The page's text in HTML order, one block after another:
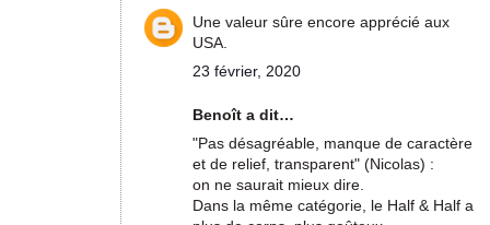
Une valeur sûre encore apprécié aux
USA.
23 février, 2020
Benoît a dit…
"Pas désagréable, manque de caractère
et de relief, transparent" (Nicolas) :
on ne saurait mieux dire.
Dans la même catégorie, le Half & Half a